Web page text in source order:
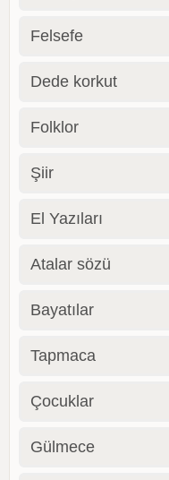
Felsefe
Dede korkut
Folklor
Şiir
El Yazıları
Atalar sözü
Bayatılar
Tapmaca
Çocuklar
Gülmece